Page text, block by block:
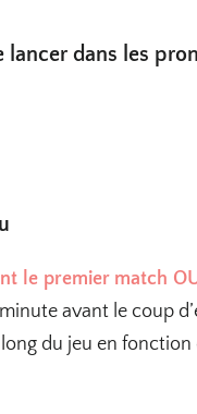
lancer dans les
le premier match
avant le coup
du jeu en